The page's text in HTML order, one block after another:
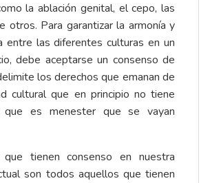
la ablación genital, el cepo, las
otros. Para garantizar la armonía y
entre las diferentes culturas en un
debe aceptarse un consenso de
los derechos que emanan de
cultural que en principio no tiene
es menester que se vayan
tienen consenso en nuestra
son todos aquellos que tienen